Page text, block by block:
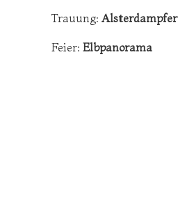
Trauung: Alsterdampfer
Feier: Elbpanorama